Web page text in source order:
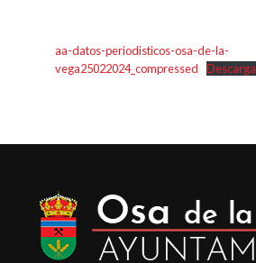
aa-datos-periodisticos-osa-de-la-
vega25022024_compressed
Descarga